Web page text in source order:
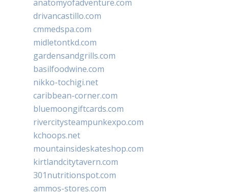
anatomyofadventure.com
drivancastillo.com
cmmedspa.com
midletontkd.com
gardensandgrills.com
basilfoodwine.com
nikko-tochigi.net
caribbean-corner.com
bluemoongiftcards.com
rivercitysteampunkexpo.com
kchoops.net
mountainsideskateshop.com
kirtlandcitytavern.com
301nutritionspot.com
ammos-stores.com